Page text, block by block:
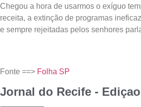
Chegou a hora de usarmos o exíguo
receita, a extinção de programas
e sempre rejeitadas pelos senhores
Fonte ==> Folha SP
Jornal do Recife - Ediçao